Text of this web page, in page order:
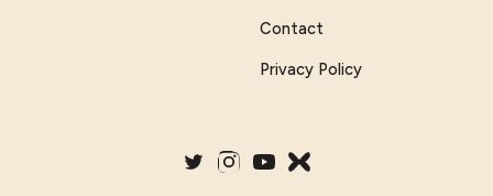
Contact
Privacy Policy